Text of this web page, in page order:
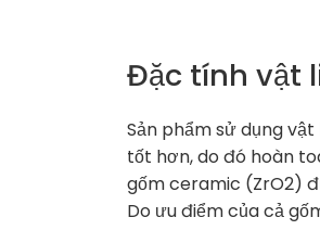
Đặc tính vật
Sản phẩm sử dụng
tốt hơn, do đó hoàn
gốm ceramic (ZrO2)
Do ưu điểm của cả